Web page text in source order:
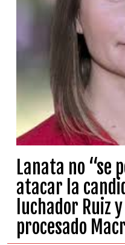
Lanata no “se
atacar la
luchador Ruiz
procesado